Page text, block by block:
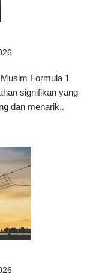
Formula 1
signifikan yang
dan menarik..